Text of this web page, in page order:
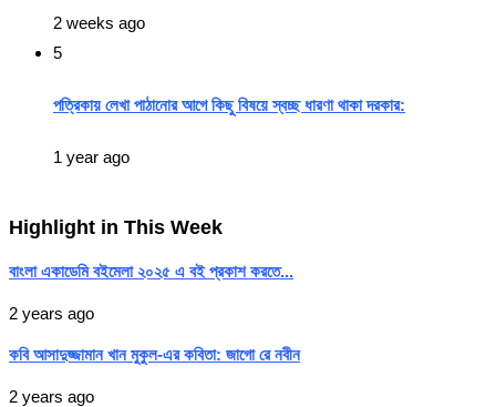
2 weeks ago
5
পত্রিকায় লেখা পাঠানোর আগে কিছু বিষয়ে স্বচ্ছ ধারণা থাকা দরকার:
1 year ago
Highlight in This Week
বাংলা একাডেমি বইমেলা ২০২৫ এ বই প্রকাশ করতে...
2 years ago
কবি আসাদুজ্জামান খান মুকুল-এর কবিতা: জাগো রে নবীন
2 years ago